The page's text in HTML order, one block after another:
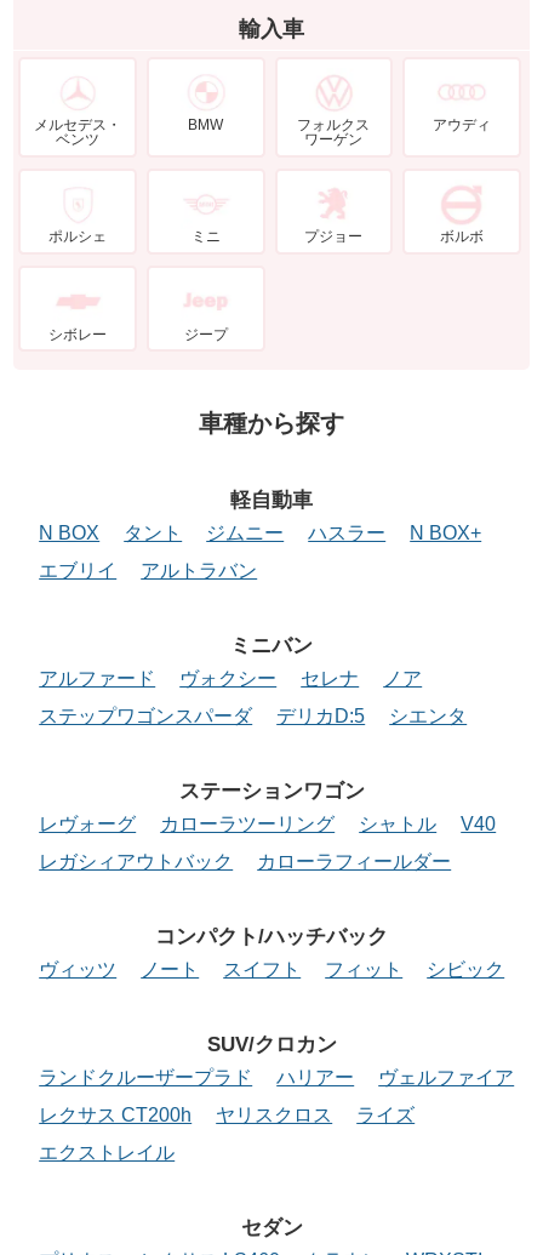
輸入車
メルセデス・
ベンツ
BMW
フォルクス
ワーゲン
アウディ
ポルシェ ミニ プジョー ボルボ
シボレー ジープ
車種から探す
軽自動車
N BOX タント ジムニー ハスラー
N BOX+
エブリイ
アルトラバン
ミニバン
アルファード ヴォクシー セレナ
ノア
ステップワゴンスパーダ
デリカD:5 シエンタ
ステーションワゴン
レヴォーグ カローラツーリング シャトル
V40
レガシィアウトバック
カローラフィールダー
コンパクト/ハッチバック
ヴィッツ ノート スイフト フィット シビック
SUV/クロカン
ランドクルーザープラド ハリアー
ヴェルファイア
レクサス CT200h
ヤリスクロス
ライズ
エクストレイル
セダン